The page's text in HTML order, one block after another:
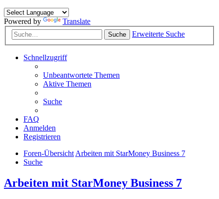
Powered by Translate
Suche Erweiterte Suche
Schnellzugriff
Unbeantwortete Themen
Aktive Themen
Suche
FAQ
Anmelden
Registrieren
Foren-ÜbersichtArbeiten mit StarMoney Business 7
Suche
Arbeiten mit StarMoney Business 7